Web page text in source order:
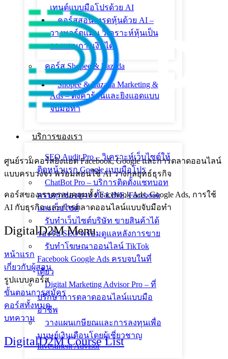
เทนต์แบบมือโปรด้วย AI
คอร์สสอนเทรดหุ้นด้วย AI –
วางพอร์ตแม่น วิเคราะห์หุ้นเป็น
วางแผนการเงินได้
คอร์ส Shopee & Lazada
Shopee & Lazada Marketing &
Ads – ตั้งค่าร้านและยิงแอดแบบ
จับมือทำ
บริการของเรา
SEO Audit Pro – วิเคราะห์เว็บไซต์ให้
ติดหน้าแรก Google แบบมือโปร
ChatBot Pro – บริการติดตั้งแชทบอท
ครบทุกช่องทาง ทั้ง LINE, Facebook
และเว็บไซต์
รับทำเว็บไซต์บริษัท ขายสินค้าได้
รองรับ SEO พร้อมดูแลหลังการขาย
รับทำโฆษณาออนไลน์ TikTok
Facebook Google Ads ครบจบในที่
เดียว
Digital Marketing Advisor Pro – ที่
ปรึกษาการตลาดออนไลน์แบบมือ
อาชีพ
วางแผนเกษียณและการลงทุนเพื่อ
มนุษย์เงินเดือนโดยผู้เชี่ยวชาญ
Investment Advisor
ศูนย์รวมคอร์สยิงแอด Facebook, Google และการตลาดออนไลน์
แบบครบวงจร พร้อมสอนใช้ AI วางกลยุทธ์ธุรกิจ
คอร์สของเราครอบคลุมทั้ง Facebook Ads, Google Ads, การใช้
AI กับธุรกิจ และการตลาดออนไลน์แบบจับมือทำ
DigitalD2M Menu
หน้าแรก
เกี่ยวกับผู้สอน
รูปแบบคอร์ส
ขั้นตอนการสมัคร
คอร์สทั้งหมด
บทความ
DigitalD2M Course List